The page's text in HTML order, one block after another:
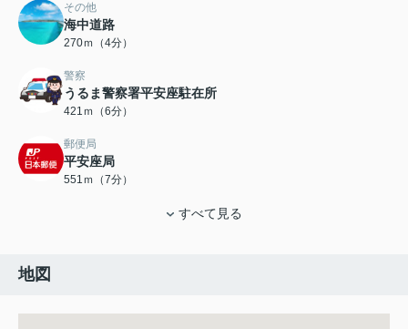
その他
海中道路
270ｍ（4分）
警察
うるま警察署平安座駐在所
421ｍ（6分）
郵便局
平安座局
551ｍ（7分）
すべて見る
地図